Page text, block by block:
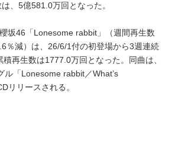
、5億581.0万回となった。
坂46「Lonesome rabbit」（週間再生数
％減）は、26/6/1付の初登場から3週連続
再生数は1777.0万回となった。同曲は、
ル「Lonesome rabbit／What’s
リリースされる。